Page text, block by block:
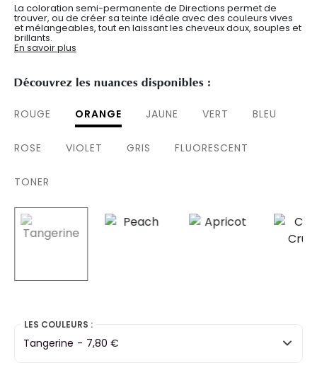
La coloration semi-permanente de Directions permet de
trouver, ou de créer sa teinte idéale avec des couleurs vives
et mélangeables, tout en laissant les cheveux doux, souples et
brillants.
En savoir plus
Découvrez les nuances disponibles :
ROUGE ORANGE JAUNE VERT BLEU
ROSE VIOLET GRIS FLUORESCENT
TONER
selected
LES COULEURS :
Tangerine - 7,80 €